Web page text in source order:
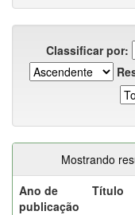
Classificar por:
Mostrando
Ano de
publicação
Título